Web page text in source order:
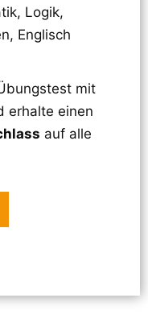
Logik,
Englisch
mit
erhalte einen
auf alle